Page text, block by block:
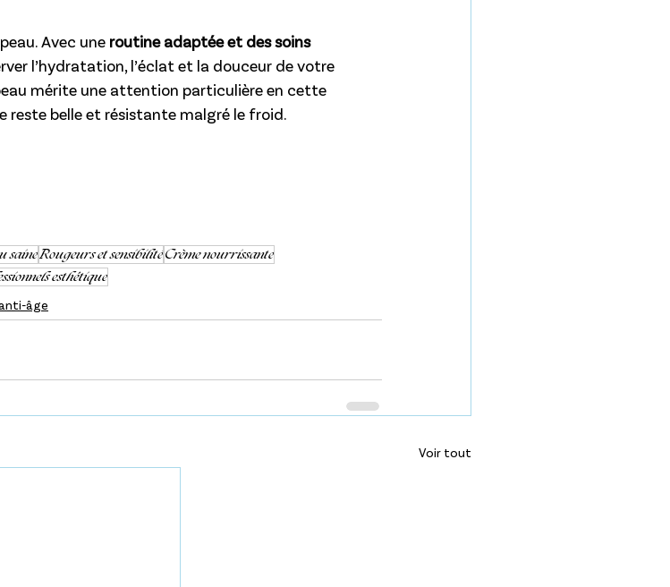
Avec une routine adaptée et des soins
l’hydratation, l’éclat et la douceur de votre
mérite une attention particulière en cette
reste belle et résistante malgré le froid.
saineRougeurs et sensibilitéCrème nourrissante
esthétique
âge
Voir tout